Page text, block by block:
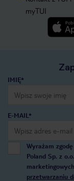
myTUI
IMIĘ*
E-MAIL*
Wyrażam
Poland Sp. z
przetwarzaniu